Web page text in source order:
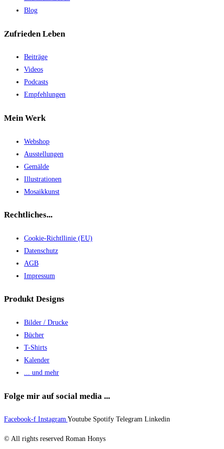
Blog
Zufrieden Leben
Beiträge
Videos
Podcasts
Empfehlungen
Mein Werk
Webshop
Ausstellungen
Gemälde
Illustrationen
Mosaikkunst
Rechtliches...
Cookie-Richtllinie (EU)
Datenschutz
AGB
Impressum
Produkt Designs
Bilder / Drucke
Bücher
T-Shirts
Kalender
... und mehr
Folge mir auf social media ...
Facebook-f Instagram Youtube Spotify Telegram Linkedin
© All rights reserved Roman Honys